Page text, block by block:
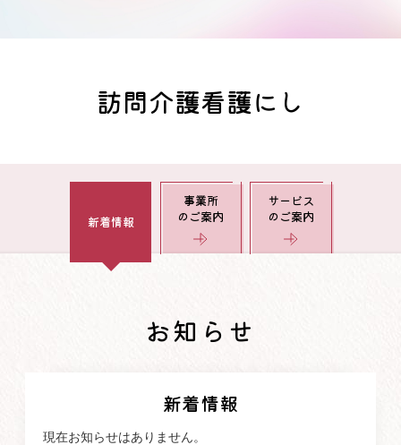
訪問介護看護にし
新着情報
事業所
のご案内
サービス
のご案内
お知らせ
新着情報
現在お知らせはありません。